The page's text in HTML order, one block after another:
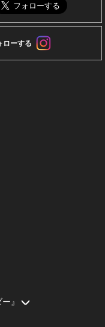
ーする
』